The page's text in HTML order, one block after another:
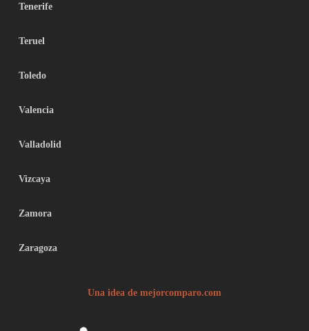
Tenerife
Teruel
Toledo
Valencia
Valladolid
Vizcaya
Zamora
Zaragoza
Una idea de mejorcomparo.com